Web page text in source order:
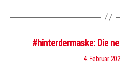
#hinterdermaske: Die
4. Februar